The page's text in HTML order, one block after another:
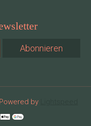
Abonnieren
by